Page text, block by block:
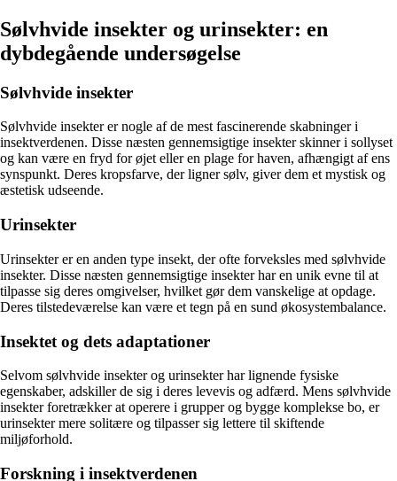
Sølvhvide insekter og urinsekter: en
dybdegående undersøgelse
Sølvhvide insekter
Sølvhvide insekter er nogle af de mest fascinerende skabninger i
insektverdenen. Disse næsten gennemsigtige insekter skinner i sollyset
og kan være en fryd for øjet eller en plage for haven, afhængigt af ens
synspunkt. Deres kropsfarve, der ligner sølv, giver dem et mystisk og
æstetisk udseende.
Urinsekter
Urinsekter er en anden type insekt, der ofte forveksles med sølvhvide
insekter. Disse næsten gennemsigtige insekter har en unik evne til at
tilpasse sig deres omgivelser, hvilket gør dem vanskelige at opdage.
Deres tilstedeværelse kan være et tegn på en sund økosystembalance.
Insektet og dets adaptationer
Selvom sølvhvide insekter og urinsekter har lignende fysiske
egenskaber, adskiller de sig i deres levevis og adfærd. Mens sølvhvide
insekter foretrækker at operere i grupper og bygge komplekse bo, er
urinsekter mere solitære og tilpasser sig lettere til skiftende
miljøforhold.
Forskning i insektverdenen